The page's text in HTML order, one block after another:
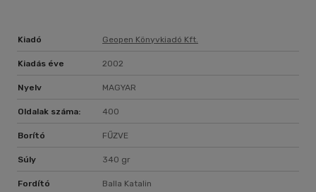
Kiadó Geopen Könyvkiadó Kft.
Kiadás éve 2002
Nyelv MAGYAR
Oldalak száma: 400
Borító FŰZVE
Súly 340 gr
Fordító Balla Katalin